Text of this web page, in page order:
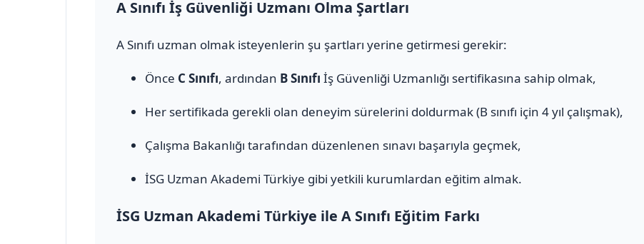
A Sınıfı İş Güvenliği Uzmanı Olma Şartları
A Sınıfı uzman olmak isteyenlerin şu şartları yerine getirmesi gerekir:
Önce C Sınıfı, ardından B Sınıfı İş Güvenliği Uzmanlığı sertifikasına sahip olmak,
Her sertifikada gerekli olan deneyim sürelerini doldurmak (B sınıfı için 4 yıl çalışmak),
Çalışma Bakanlığı tarafından düzenlenen sınavı başarıyla geçmek,
İSG Uzman Akademi Türkiye gibi yetkili kurumlardan eğitim almak.
İSG Uzman Akademi Türkiye ile A Sınıfı Eğitim Farkı